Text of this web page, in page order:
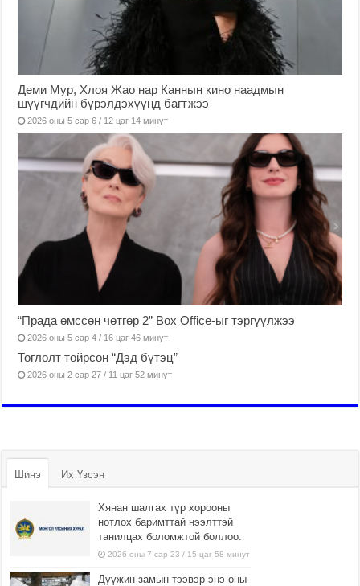
Деми Мур, Хлоя Жао нар Каннын кино наадмын
шүүгчдийн бүрэлдэхүүнд багтжээ
2026 оны 5 сар 6 / 12 цаг 14 минут
“Прада өмссөн чөтгөр 2” Box Office-ыг тэргүүлжээ
2026 оны 5 сар 4 / 16 цаг 46 минут
Тоглолт тойрсон “Дэд бүтэц”
2026 оны 2 сар 27 / 11 цаг 52 минут
Шинэ Их Үзсэн
Хянан шалгах түр хорооны
нотлох баримттай нээлттэй
танилцах боломжтой боллоо.
2026 оны 7 сар 23 / 15 цаг 58 минут
Дүүжин замын тээвэр энэ оны